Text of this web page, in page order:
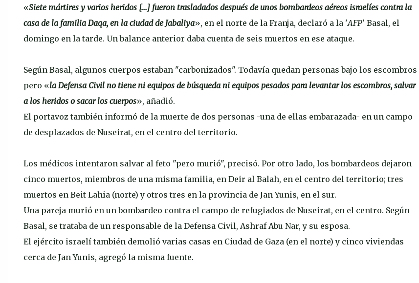
«Siete mártires y varios heridos [...] fueron trasladados después de unos bombardeos aéreos israelíes contra la
casa de la familia Daqa, en la ciudad de Jabaliya», en el norte de la Franja, declaró a la 'AFP' Basal, el
domingo en la tarde. Un balance anterior daba cuenta de seis muertos en ese ataque.
Según Basal, algunos cuerpos estaban "carbonizados". Todavía quedan personas bajo los escombros
pero «la Defensa Civil no tiene ni equipos de búsqueda ni equipos pesados para levantar los escombros, salvar
a los heridos o sacar los cuerpos», añadió.
El portavoz también informó de la muerte de dos personas -una de ellas embarazada- en un campo
de desplazados de Nuseirat, en el centro del territorio.
Los médicos intentaron salvar al feto "pero murió", precisó. Por otro lado, los bombardeos dejaron
cinco muertos, miembros de una misma familia, en Deir al Balah, en el centro del territorio; tres
muertos en Beit Lahia (norte) y otros tres en la provincia de Jan Yunis, en el sur.
Una pareja murió en un bombardeo contra el campo de refugiados de Nuseirat, en el centro. Según
Basal, se trataba de un responsable de la Defensa Civil, Ashraf Abu Nar, y su esposa.
El ejército israelí también demolió varias casas en Ciudad de Gaza (en el norte) y cinco viviendas
cerca de Jan Yunis, agregó la misma fuente.